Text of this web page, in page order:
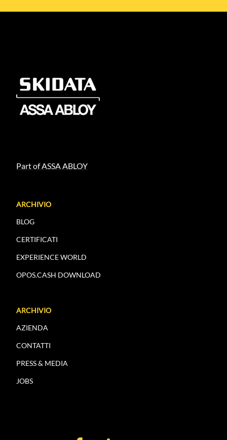
Part of ASSA ABLOY
ARCHIVIO
BLOG
CERTIFICATI
EXPERIENCE WORLD
OPOS.CASH DOWNLOAD
ARCHIVIO
AZIENDA
CONTATTI
PRESS & MEDIA
JOBS